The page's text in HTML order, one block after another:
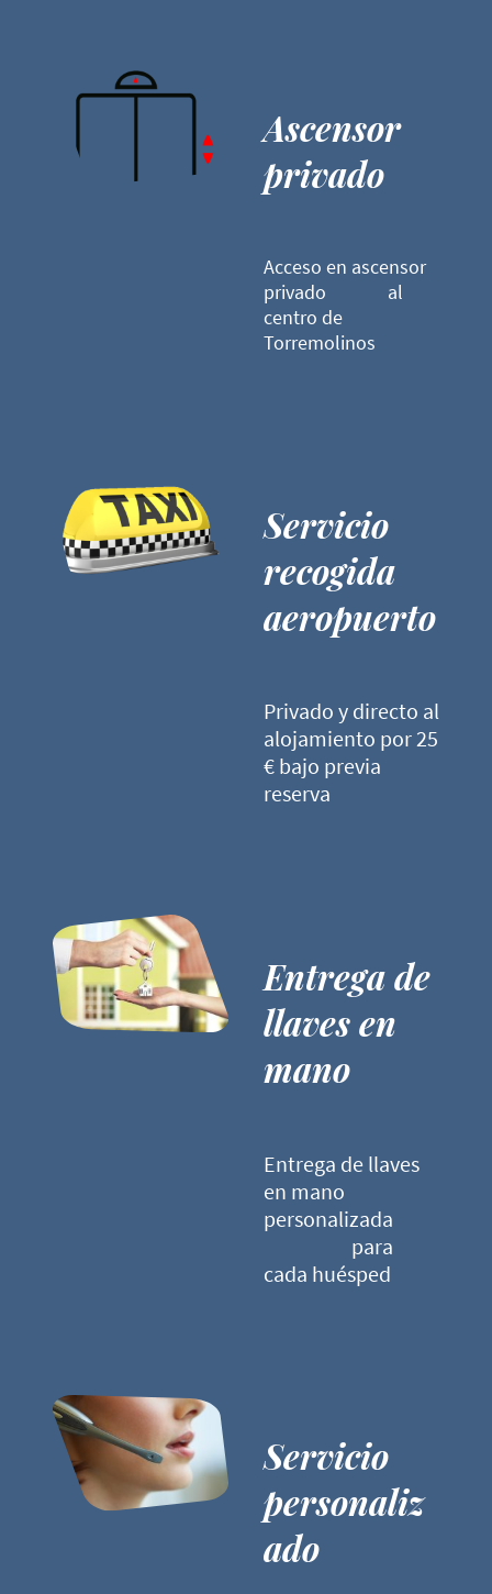
Ascensor
privado
Acceso en ascensor
privado al
centro de
Torremolinos
Servicio
recogida
aeropuerto
Privado y directo al
alojamiento por 25
€ bajo previa
reserva
Entrega de
llaves en
mano
Entrega de llaves
en mano
personalizada
para
cada huésped
Servicio
personaliz
ado